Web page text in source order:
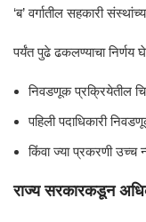
‘ब’ वर्गातील सहकारी
पर्यंत पुढे ढकलण्याचा
निवडणूक प्रक्रियेतील
पहिली पदाधिकारी
किंवा ज्या प्रकरणी उच्च
राज्य सरकारकडून